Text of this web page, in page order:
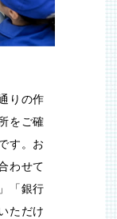
りの作
をご確
す。お
わせて
「銀行
ただけ